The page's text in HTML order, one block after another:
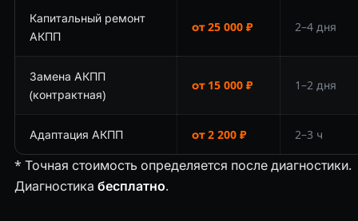
Капитальный ремонт
АКПП
от 25 000 ₽ 2–4 дня
Замена АКПП
(контрактная)
от 15 000 ₽ 1–2 дня
Адаптация АКПП от 2 200 ₽ 2–3 ч
* Точная стоимость определяется после диагностики.
Диагностика бесплатно.